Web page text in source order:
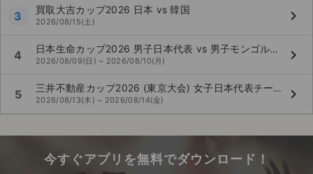
3 買取大吉カップ2026 日本 vs 韓国
2026/08/15(土) keyboard_arrow_right
4 日本生命カップ2026 男子日本代表 vs 男子モンゴル代表
2026/08/09(日) ~ 2026/08/10(月) keyboard_arrow_right
5 三井不動産カップ2026 (東京大会) 女子日本代表チーム vs 女子韓国代表チーム
2026/08/13(木) ~ 2026/08/14(金) keyboard_arrow_right
今すぐアプリを無料でダウンロード！